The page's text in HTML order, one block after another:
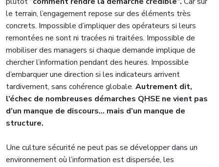
le terrain, l’engagement repose sur des éléments très
concrets. Impossible d’impliquer des opérateurs si leurs
remontées ne sont ni tracées ni traitées. Impossible de
mobiliser des managers si chaque demande implique de
chercher l’information pendant des heures. Impossible
d’embarquer une direction si les indicateurs arrivent
tardivement, sans cohérence globale. Autrement dit,
l’échec de nombreuses démarches QHSE ne vient pas
d’un manque de discours… mais d’un manque de
structure.
Une culture sécurité ne peut pas se développer dans un
environnement où l’information est dispersée, les